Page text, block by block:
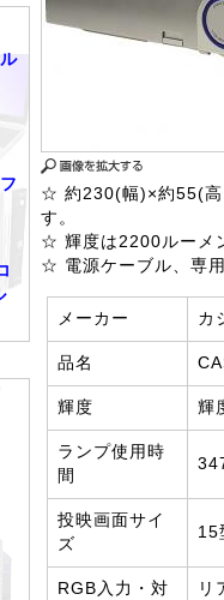
☆ 約230(幅)×約55(高
す。
☆ 輝度は2200ルーメ
☆ 電源ケーブル、専
メーカー カ
品名
輝度 輝
ランプ使用時
間
投映画面サイ
ズ
15
RGB入力・対
リ